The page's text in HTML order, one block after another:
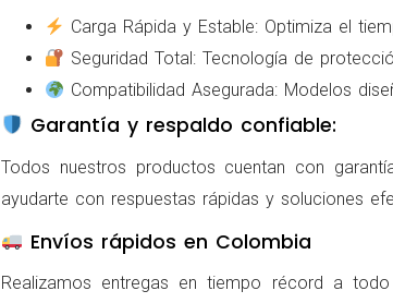
Carga Rápida y Estable: Optimiza el
Seguridad Total: Tecnología de
Compatibilidad Asegurada: Modelos
Garantía y respaldo confiable:
Todos nuestros productos cuentan con
ayudarte con respuestas rápidas y soluciones
Envíos rápidos en Colombia
Realizamos entregas en tiempo récord a